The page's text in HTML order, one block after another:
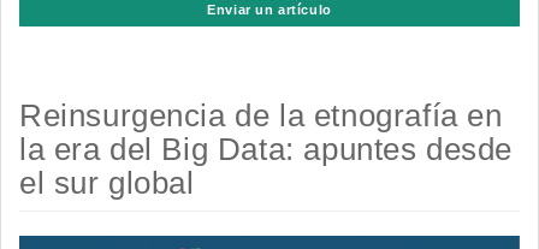
Enviar un artículo
Reinsurgencia de la etnografía en
la era del Big Data: apuntes desde
el sur global